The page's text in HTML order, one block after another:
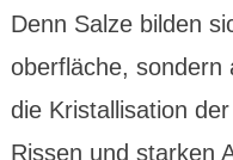
Denn Salze bilden
ober­fläche, sondern
die Kristal­lisa­tion
Rissen und starken